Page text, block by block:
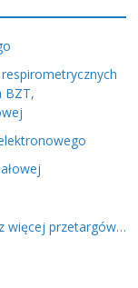
BZT,
więcej przetargów…